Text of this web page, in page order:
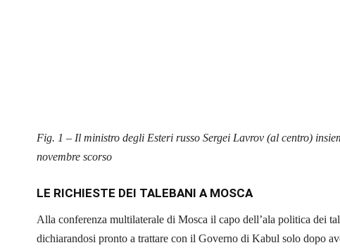
Fig. 1 – Il ministro degli Esteri russo Sergei Lavrov (al centro)
novembre scorso
LE RICHIESTE DEI TALEBANI A MOSCA
Alla conferenza multilaterale di Mosca il capo dell’ala politica dei
dichiarandosi pronto a trattare con il Governo di Kabul solo dopo